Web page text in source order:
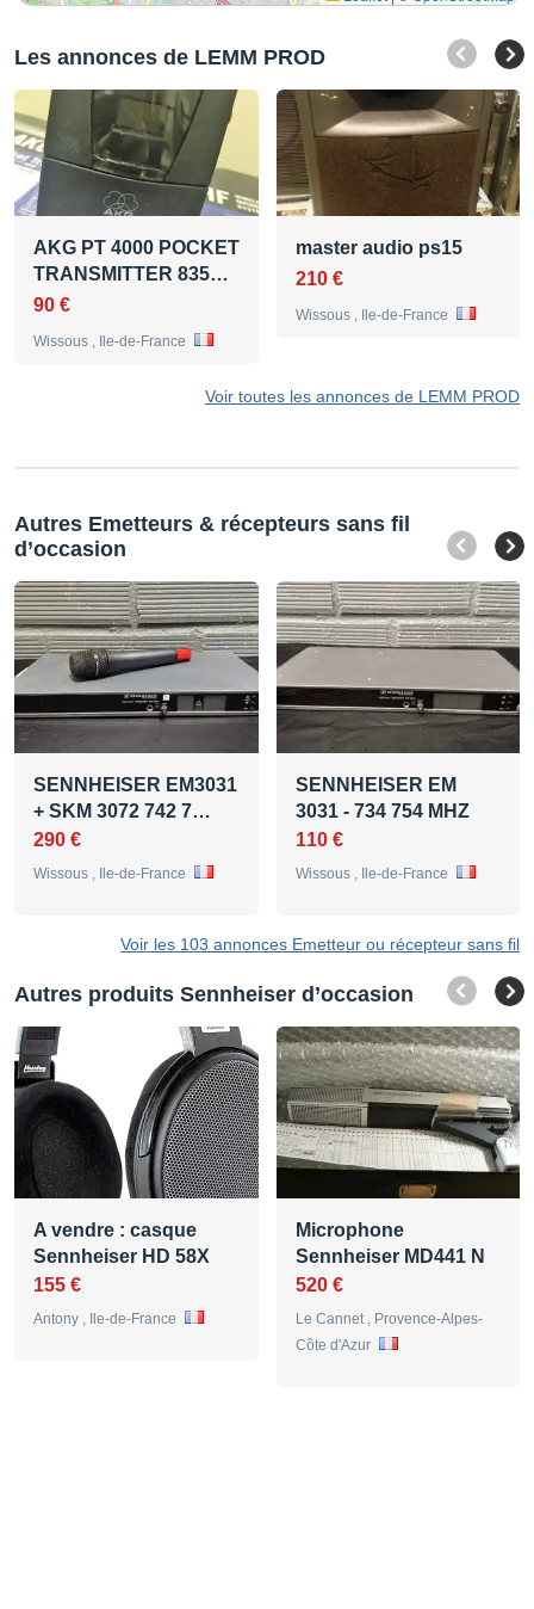
Les annonces de LEMM PROD
AKG PT 4000 POCKET
TRANSMITTER 835…
90 €
Wissous , Ile-de-France
master audio ps15
210 €
Wissous , Ile-de-France
Voir toutes les annonces de LEMM PROD
Autres Emetteurs & récepteurs sans fil
d’occasion
SENNHEISER EM3031
+ SKM 3072 742 7…
290 €
Wissous , Ile-de-France
SENNHEISER EM
3031 - 734 754 MHZ
110 €
Wissous , Ile-de-France
Voir les 103 annonces Emetteur ou récepteur sans fil
Autres produits Sennheiser d’occasion
A vendre : casque
Sennheiser HD 58X
155 €
Antony , Ile-de-France
Microphone
Sennheiser MD441 N
520 €
Le Cannet , Provence-Alpes-
Côte d'Azur